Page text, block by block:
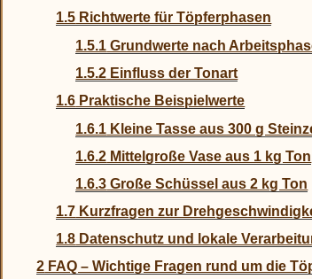
1.5 Richtwerte für Töpferphasen
1.5.1 Grundwerte nach
1.5.2 Einfluss der Tonart
1.6 Praktische Beispielwerte
1.6.1 Kleine Tasse aus 300 g
1.6.2 Mittelgroße Vase aus 1 kg Ton
1.6.3 Große Schüssel aus 2 kg Ton
1.7 Kurzfragen zur
1.8 Datenschutz und lokale
2 FAQ – Wichtige Fragen rund um die